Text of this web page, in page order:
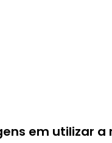
em utilizar a